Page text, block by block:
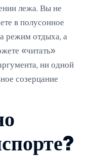
лежа. Вы не
в полусонное
режим отдыха, а
«читать»
ни одной
созерцание